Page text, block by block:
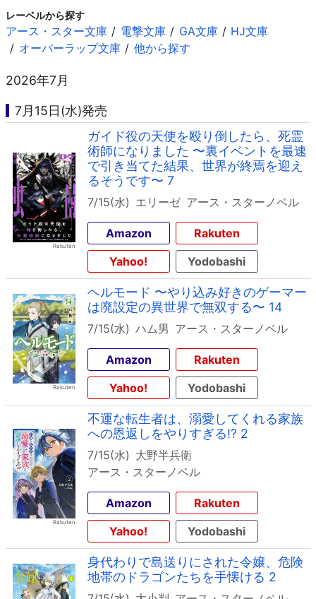
レーベルから探す
アース・スター文庫 電撃文庫 GA文庫
HJ文庫
オーバーラップ文庫
他から探す
2026年7月
7月15日(水)発売
ガイド役の天使を殴り倒したら、死霊
術師になりました 〜裏イベントを最速
で引き当てた結果、世界が終焉を迎え
るそうです〜 7
7/15(水) エリーゼ アース・スターノベル
Amazon
Rakuten
Yahoo!
Yodobashi
ヘルモード 〜やり込み好きのゲーマー
は廃設定の異世界で無双する〜 14
7/15(水) ハム男 アース・スターノベル
Amazon
Rakuten
Yahoo!
Yodobashi
不運な転生者は、溺愛してくれる家族
への恩返しをやりすぎる!? 2
7/15(水) 大野半兵衛
アース・スターノベル
Amazon
Rakuten
Yahoo!
Yodobashi
身代わりで島送りにされた令嬢、危険
地帯のドラゴンたちを手懐ける 2